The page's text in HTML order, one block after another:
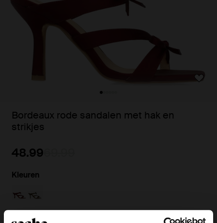
Bordeaux rode sandalen met hak en
strikjes
48.99
Kleuren